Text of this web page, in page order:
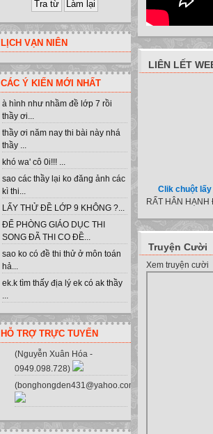
LỊCH VẠN NIÊN
CÁC Ý KIẾN MỚI NHẤT
à hình như nhầm đề lớp 7 rồi
thầy ơi...
thầy ơi năm nay thi bài này nhá
thầy ...
khó wa' cô 0i!!! ...
sao các thầy lại ko đăng ảnh các
kì thi...
LẤY THỬ ĐỀ LỚP 9 KHÔNG ?...
ĐỂ PHÒNG GIÁO DỤC THI
SONG ĐÃ THI CO ĐỀ...
sao ko có đề thi thử ở môn toán
hả...
ek.k tìm thấy địa lý ek có ak thầy
...
HỖ TRỢ TRỰC TUYẾN
(Nguyễn Xuân Hóa -
0949.098.728)
(bonghongden431@yahoo.com.vn)
LIÊN LẾT
Clik chuột lấy code
RẤT HÂN
Truyện Cười
Xem truyện cười